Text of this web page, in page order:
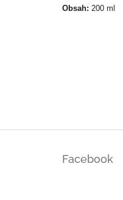
Obsah: 200 ml
Facebook